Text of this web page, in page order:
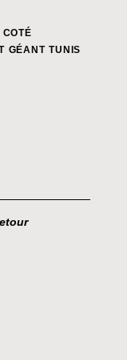
GÉANT TUNIS